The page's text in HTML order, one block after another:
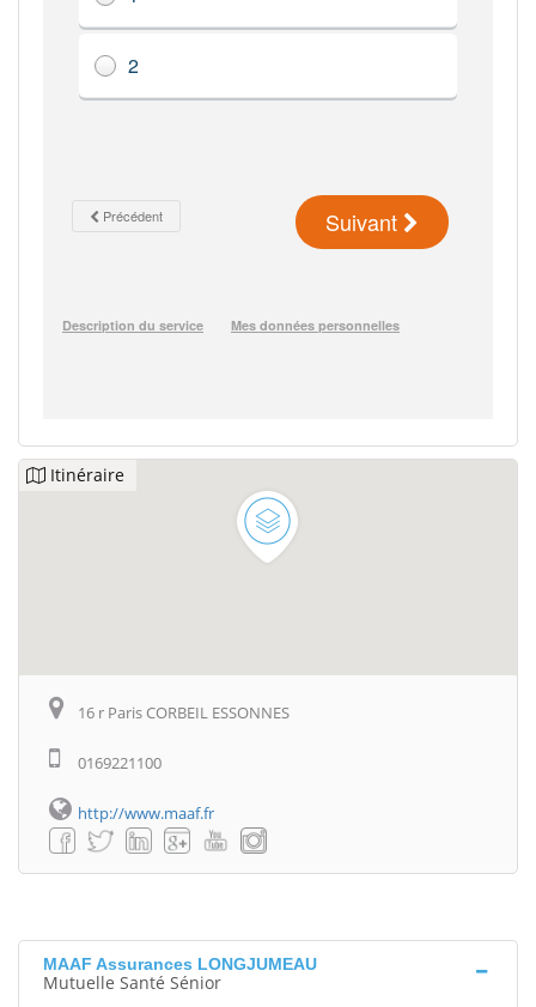
Itinéraire
16 r Paris CORBEIL ESSONNES
0169221100
http://www.maaf.fr
MAAF Assurances LONGJUMEAU
Mutuelle Santé Sénior